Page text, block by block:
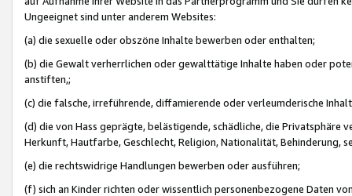
Ungeeignet sind unter anderem Websites:
(a) die sexuelle oder obszöne Inhalte bewerben oder enthalten;
(b) die Gewalt verherrlichen oder gewalttätige Inhalte haben oder
anstiften,;
(c) die falsche, irreführende, diffamierende oder verleumderische
(d) die von Hass geprägte, belästigende, schädliche, die Privatsphäre
Herkunft, Hautfarbe, Geschlecht, Religion, Nationalität, Behinderung,
(e) die rechtswidrige Handlungen bewerben oder ausführen;
(f) sich an Kinder richten oder wissentlich personenbezogene Daten